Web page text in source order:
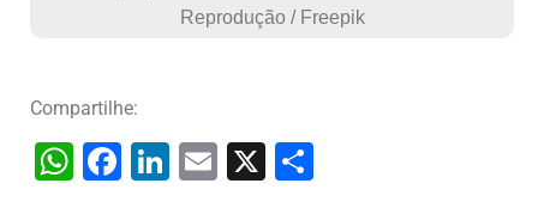
Reprodução / Freepik
Compartilhe:
W
F
Li
E
X